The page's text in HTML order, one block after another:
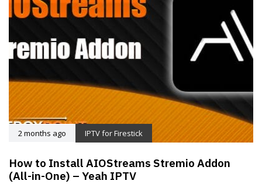
2 months ago IPTV for Firestick
How to Install AIOStreams Stremio Addon
(All-in-One) – Yeah IPTV